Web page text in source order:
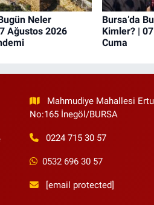
Neler
Ağustos 2026
Bursa’da
Kimler? |
Cuma
Mahmudiye Mahallesi
No:165 İnegöl/BURSA
0224 715 30 57
0532 696 30 57
[email protected]